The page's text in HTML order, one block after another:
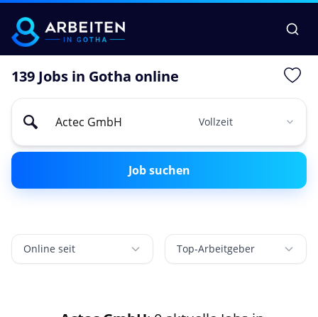
139 Jobs in Gotha online
Job suchen
Online seit Top-Arbeitgeber